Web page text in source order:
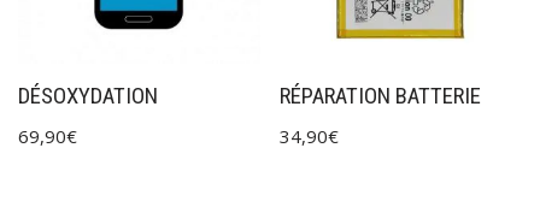
DÉSOXYDATION
69,90€
RÉPARATION BATTERIE
34,90€